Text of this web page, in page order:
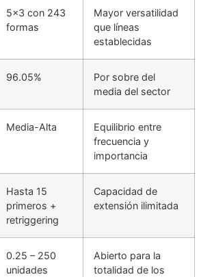
5×3 con 243
formas
Mayor versatilidad
que líneas
establecidas
96.05%
Por sobre del
media del sector
Media-Alta
Equilibrio entre
frecuencia y
importancia
Hasta 15
primeros +
retriggering
Capacidad de
extensión ilimitada
0.25 – 250
unidades
Abierto para la
totalidad de los